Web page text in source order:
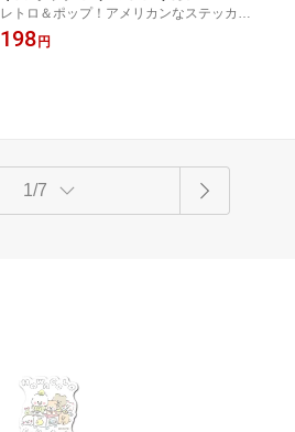
E MART ブランド グッズ
レトロ＆ポップ！アメリカンなステッカ
ー！
198円
1/7